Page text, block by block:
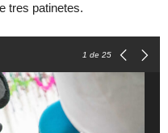
tres patinetes.
1 de 25